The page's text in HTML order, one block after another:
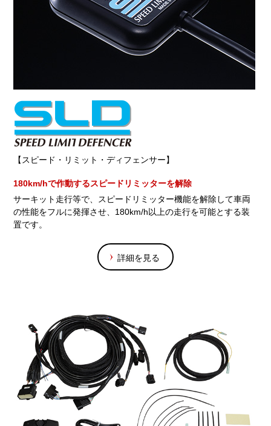
【スピード・リミット・ディフェンサー】
180km/hで作動するスピードリミッターを解除
サーキット走行等で、スピードリミッター機能を解除して車両
の性能をフルに発揮させ、180km/h以上の走行を可能とする装
置です。
詳細を見る